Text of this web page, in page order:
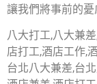
讓我們將事前的憂
八大打工,八大兼
店打工,酒店工作,
台北八大兼差,台